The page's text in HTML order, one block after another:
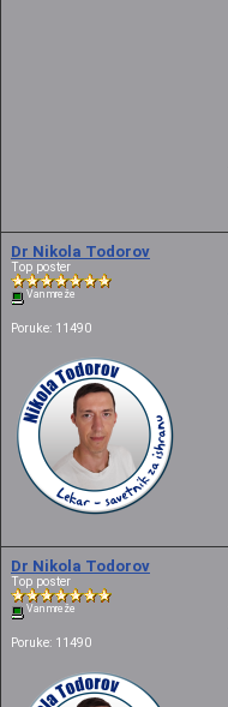
Dr Nikola Todorov
Top poster
Van mreže
Poruke: 11490
Dr Nikola Todorov
Top poster
Van mreže
Poruke: 11490